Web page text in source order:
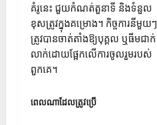
គំរូនេះ ជួយកំណត់តួនាទី និងទំនួល
ខុសត្រូវក្នុងគម្រោង។ កិច្ចការនីមួយៗ
ត្រូវបានចាត់តាំងឱ្យបុគ្គល ឬធីមជាក់
លាក់ដោយផ្អែកលើការចូលរួមរបស់
ពួកគេ។
ពេលណាដែលត្រូវប្រើ